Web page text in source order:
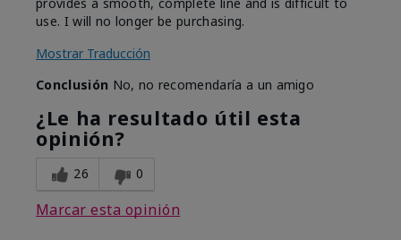
use. I will no longer be purchasing.
Mostrar Traducción
Conclusión No, no recomendaría a un amigo
¿Le ha resultado útil esta
opinión?
26 0
Marcar esta opinión